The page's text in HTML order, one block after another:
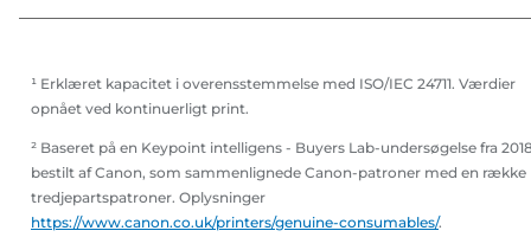
¹ Erklæret kapacitet i overensstemmelse med ISO/IEC 24711. Værdier
opnået ved kontinuerligt print.
² Baseret på en Keypoint intelligens - Buyers Lab-undersøgelse fra
bestilt af Canon, som sammenlignede Canon-patroner med en række
tredjepartspatroner. Oplysninger
https://www.canon.co.uk/printers/genuine-consumables/.